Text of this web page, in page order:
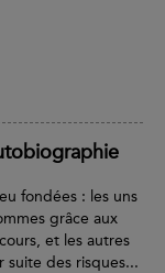
fondées : les uns
grâce aux
et les autres
suite des risques...